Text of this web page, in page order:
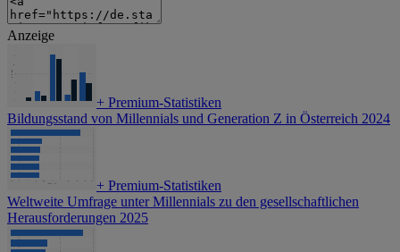
Anzeige
+ Premium-Statistiken
Bildungsstand von Millennials und Generation Z in Österreich 2024
+ Premium-Statistiken
Weltweite Umfrage unter Millennials zu den gesellschaftlichen
Herausforderungen 2025